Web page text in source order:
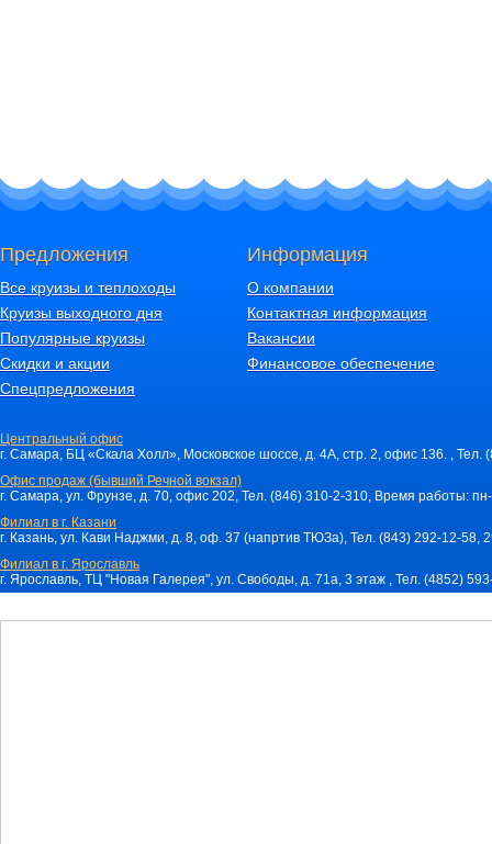
Предложения
Все круизы и теплоходы
Круизы выходного дня
Популярные круизы
Скидки и акции
Спецпредложения
Информация
О компании
Контактная информация
Вакансии
Финансовое обеспечение
Центральный офис
г. Самара, БЦ «Скала Холл», Московское шоссе, д. 4А, стр. 2, офис 136. ,
Офис продаж (бывший Речной вокзал)
г. Самара, ул. Фрунзе, д. 70, офис 202, Тел. (846) 310-2-310, Время работы:
Филиал в г. Казани
г. Казань, ул. Кави Наджми, д. 8, оф. 37 (напртив ТЮЗа), Тел. (843) 292-12-
Филиал в г. Ярославль
г. Ярославль, ТЦ "Новая Галерея", ул. Свободы, д. 71a, 3 этаж , Тел. (4852)